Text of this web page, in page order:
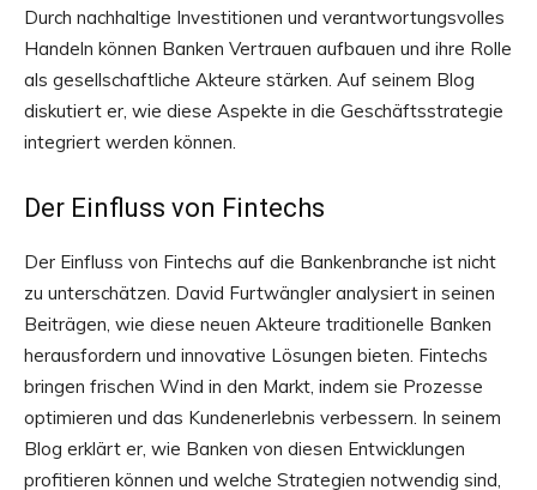
Durch nachhaltige Investitionen und verantwortungsvolles
Handeln können Banken Vertrauen aufbauen und ihre Rolle
als gesellschaftliche Akteure stärken. Auf seinem Blog
diskutiert er, wie diese Aspekte in die Geschäftsstrategie
integriert werden können.
Der Einfluss von Fintechs
Der Einfluss von Fintechs auf die Bankenbranche ist nicht
zu unterschätzen. David Furtwängler analysiert in seinen
Beiträgen, wie diese neuen Akteure traditionelle Banken
herausfordern und innovative Lösungen bieten. Fintechs
bringen frischen Wind in den Markt, indem sie Prozesse
optimieren und das Kundenerlebnis verbessern. In seinem
Blog erklärt er, wie Banken von diesen Entwicklungen
profitieren können und welche Strategien notwendig sind,